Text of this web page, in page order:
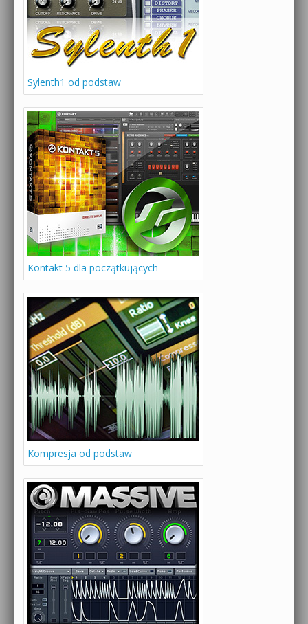
Sylenth1 od podstaw
Kontakt 5 dla początkujących
Kompresja od podstaw